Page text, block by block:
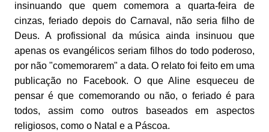
insinuando que quem comemora a quarta-feira de
cinzas, feriado depois do Carnaval, não seria filho de
Deus. A profissional da música ainda insinuou que
apenas os evangélicos seriam filhos do todo poderoso,
por não "comemorarem" a data. O relato foi feito em uma
publicação no Facebook. O que Aline esqueceu de
pensar é que comemorando ou não, o feriado é para
todos, assim como outros baseados em aspectos
religiosos, como o Natal e a Páscoa.